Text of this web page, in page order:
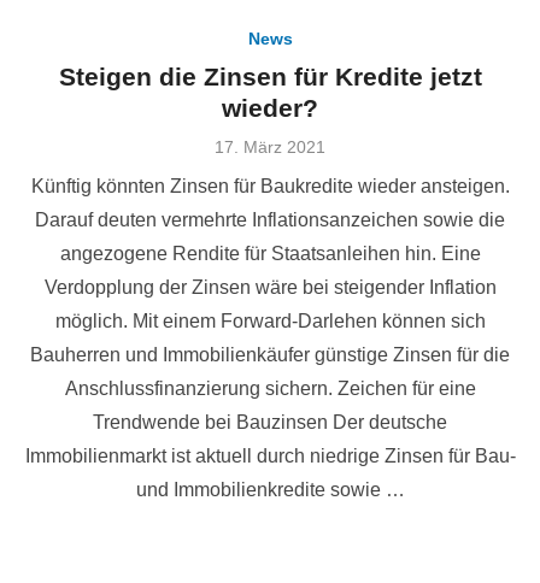
News
Steigen die Zinsen für Kredite jetzt
wieder?
Veröffentlicht
17. März 2021
Künftig könnten Zinsen für Baukredite wieder ansteigen.
Darauf deuten vermehrte Inflationsanzeichen sowie die
angezogene Rendite für Staatsanleihen hin. Eine
Verdopplung der Zinsen wäre bei steigender Inflation
möglich. Mit einem Forward-Darlehen können sich
Bauherren und Immobilienkäufer günstige Zinsen für die
Anschlussfinanzierung sichern. Zeichen für eine
Trendwende bei Bauzinsen Der deutsche
Immobilienmarkt ist aktuell durch niedrige Zinsen für Bau-
und Immobilienkredite sowie …